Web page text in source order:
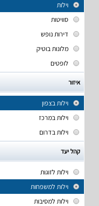
וילות
סוויטות
דירות נופש
מלונות בוטיק
לופטים
איזור
וילות בצפון
וילות במרכז
וילות בדרום
קהל יעד
וילות לזוגות
וילות למשפחות
וילות למסיבות